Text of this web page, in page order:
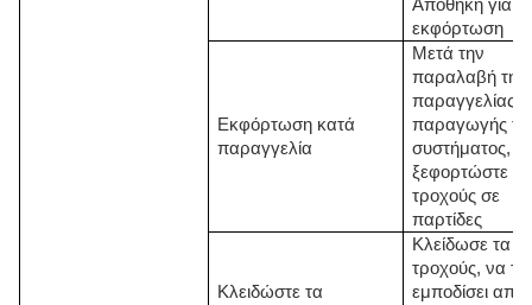
Αποθήκη για
εκφόρτωση
Εκφόρτωση κατά
παραγγελία
Μετά την
παραλαβή της
παραγγελίας
παραγωγής
συστήματος,
ξεφορτώστε
τροχούς σε
παρτίδες
Κλειδώστε τα
Κλείδωσε τα
τροχούς, να
εμποδίσει από